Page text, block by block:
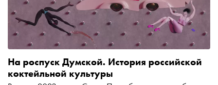
На роспуск Думской. История российской
коктейльной культуры